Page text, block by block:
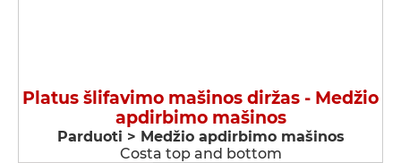
Platus šlifavimo mašinos diržas - Medžio
apdirbimo mašinos
Parduoti > Medžio apdirbimo mašinos
Costa top and bottom